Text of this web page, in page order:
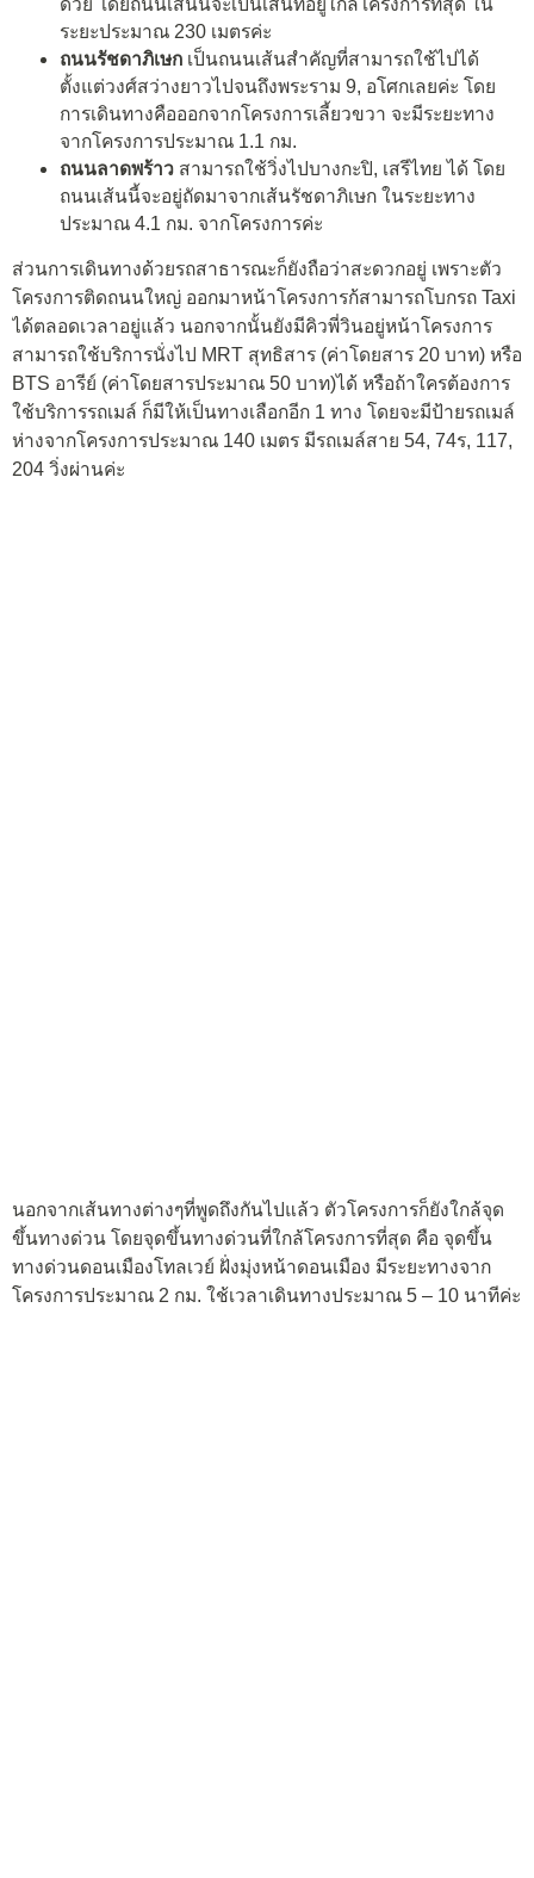
ระยะประมาณ 230 เมตรค่ะ
ถนนรัชดาภิเษก เป็นถนนเส้นสำคัญที่สามารถใช้ไปได้
ตั้งแต่วงศ์สว่างยาวไปจนถึงพระราม 9, อโศกเลยค่ะ โดย
การเดินทางคือออกจากโครงการเลี้ยวขวา จะมีระยะทาง
จากโครงการประมาณ 1.1 กม.
ถนนลาดพร้าว สามารถใช้วิ่งไปบางกะปิ, เสรีไทย ได้ โดย
ถนนเส้นนี้จะอยู่ถัดมาจากเส้นรัชดาภิเษก ในระยะทาง
ประมาณ 4.1 กม. จากโครงการค่ะ
ส่วนการเดินทางด้วยรถสาธารณะก็ยังถือว่าสะดวกอยู่ เพราะตัว
โครงการติดถนนใหญ่ ออกมาหน้าโครงการก้สามารถโบกรถ Taxi
ได้ตลอดเวลาอยู่แล้ว นอกจากนั้นยังมีคิวพี่วินอยู่หน้าโครงการ
สามารถใช้บริการนั่งไป MRT สุทธิสาร (ค่าโดยสาร 20 บาท) หรือ
BTS อารีย์ (ค่าโดยสารประมาณ 50 บาท)ได้ หรือถ้าใครต้องการ
ใช้บริการรถเมล์ ก็มีให้เป็นทางเลือกอีก 1 ทาง โดยจะมีป้ายรถเมล์
ห่างจากโครงการประมาณ 140 เมตร มีรถเมล์สาย 54, 74ร, 117,
204 วิ่งผ่านค่ะ
นอกจากเส้นทางต่างๆที่พูดถึงกันไปแล้ว ตัวโครงการก็ยังใกล้จุด
ขึ้นทางด่วน โดยจุดขึ้นทางด่วนที่ใกล้โครงการที่สุด คือ จุดขึ้น
ทางด่วนดอนเมืองโทลเวย์ ฝั่งมุ่งหน้าดอนเมือง มีระยะทางจาก
โครงการประมาณ 2 กม. ใช้เวลาเดินทางประมาณ 5 – 10 นาทีค่ะ